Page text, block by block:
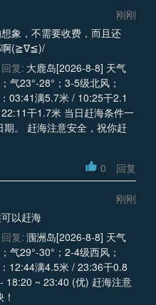
刚刚
象，不需要收费，而且还
啊(≧∇≦)/
回复: 大鹿岛[2026-8-8] 天气
气23°-28°；3-5级北风；
03:41满5.7米 / 10:25干2.1
干1.7米 当日赶海条件一
。 赶海注意安全，祝你赶
0 回复
刚刚
以赶海
回复: 涠洲岛[2026-8-8] 天气
气29°-30°；2-4级西风；
12:44满4.5米 / 23:36干0.8
18:20 ~ 23:40 (优) 赶海注意